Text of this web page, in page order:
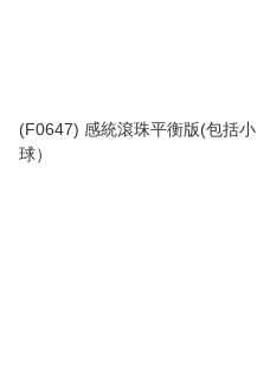
(F0647) 感統滾珠平衡版(包括小
球）